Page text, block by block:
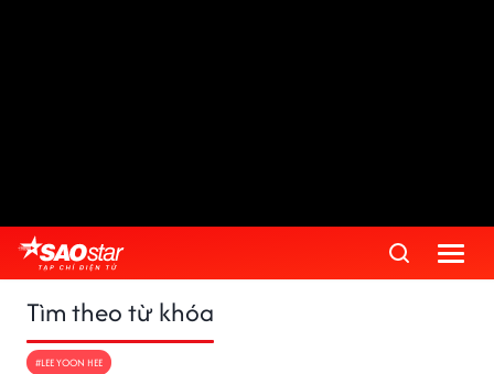
Tìm theo từ khóa
#LEE YOON HEE